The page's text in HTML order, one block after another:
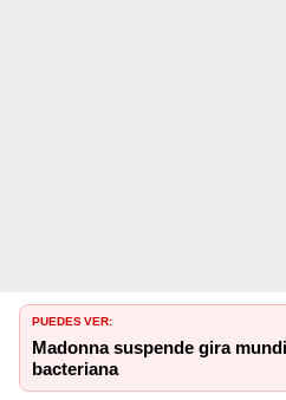
PUEDES VER:
Madonna suspende gira
bacteriana